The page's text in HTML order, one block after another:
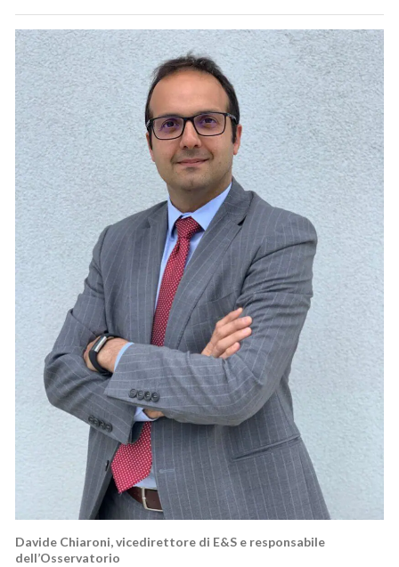
Davide Chiaroni, vicedirettore di E&S e responsabile
dell’Osservatorio